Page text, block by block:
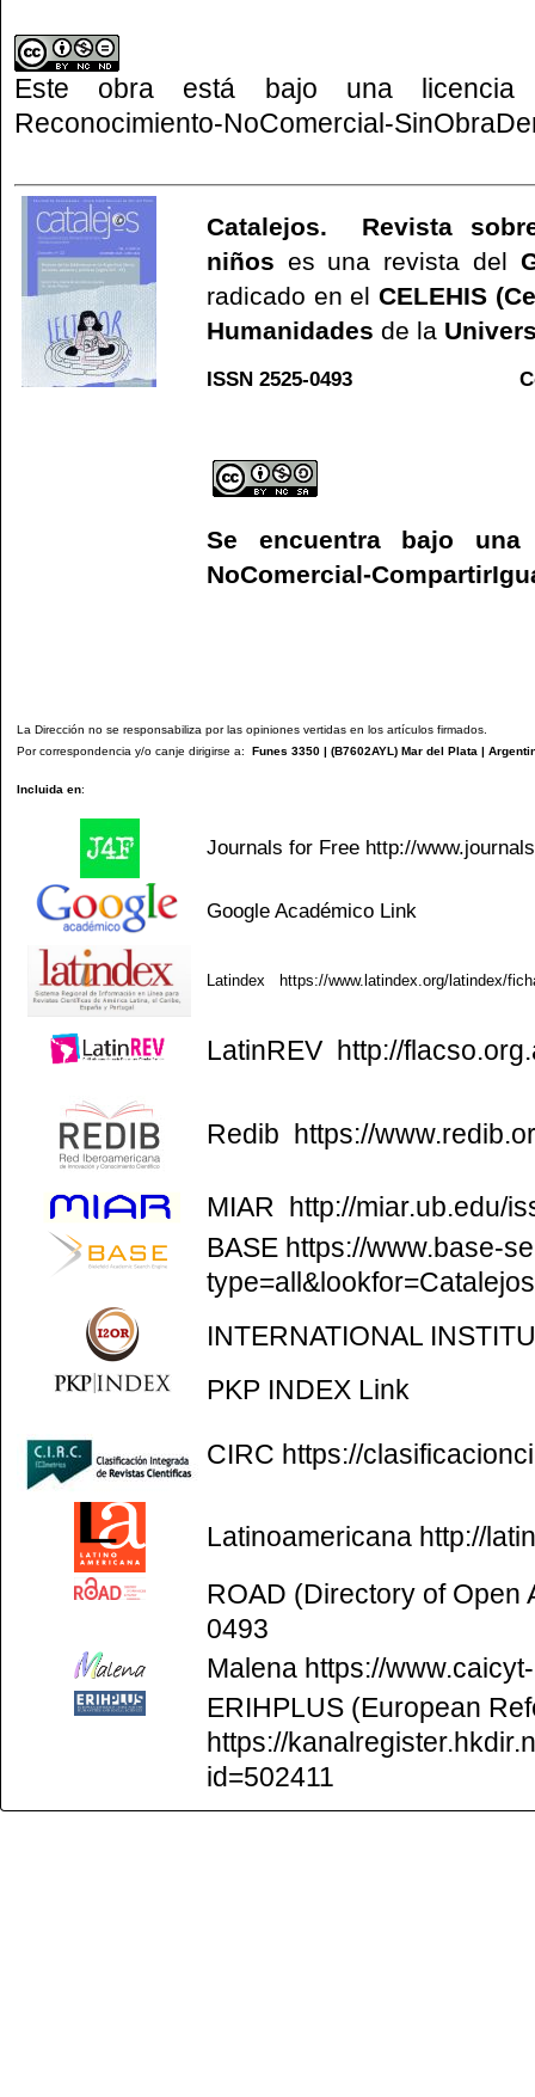
Este obra está bajo una
Reconocimiento-NoComercial-
Catalejos. Revista
niños es una revista del
radicado en el CELEHIS
Humanidades de la
ISSN 2525-0493 C
Se encuentra bajo
NoComercial-
La Dirección no se responsabiliza por las opiniones vertidas en los artículos firmados.
Por correspondencia y/o canje dirigirse a: Funes 3350 | (B7602AYL) Mar del Plata |
Incluida en:
Journals for Free http://
Google Académico Link
Latindex https://www.latindex.org/latindex/
LatinREV http://
Redib https://
MIAR
http://miar.ub.edu/
BASE https://www.base-
INTERNATIONAL
PKP INDEX Link
CIRC https://
Latinoamericana http://
ROAD (Directory of Open
0493
Malena https://
ERIHPLUS (European
https://
id=502411